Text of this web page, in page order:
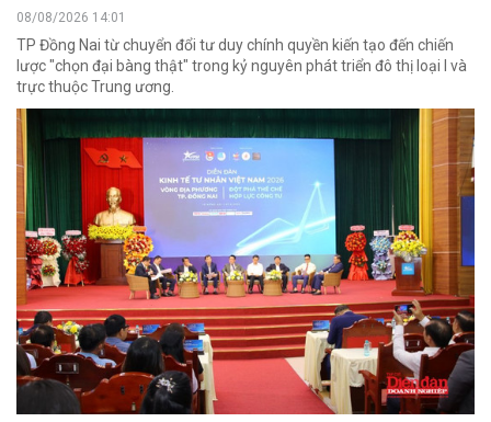
08/08/2026 14:01
TP Đồng Nai từ chuyển đổi tư duy chính quyền kiến tạo đến chiến
lược "chọn đại bàng thật" trong kỷ nguyên phát triển đô thị loại I và
trực thuộc Trung ương.